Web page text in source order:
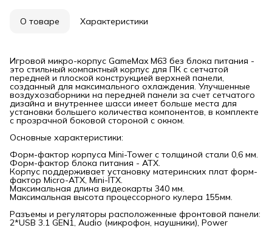
О товаре Характеристики
Игровой микро-корпус GameMax M63 без блока питания -
это стильный компактный корпус для ПК с сетчатой
передней и плоской конструкцией верхней панели,
созданный для максимального охлаждения. Улучшенные
воздухозаборники на передней панели за счет сетчатого
дизайна и внутреннее шасси имеет больше места для
установки большего количества компонентов, в комплекте
с прозрачной боковой стороной с окном.
Основные характеристики:
Форм-фактор корпуса Mini-Tower с толщиной стали 0,6 мм.
Форм-фактор блока питания - АТХ.
Корпус поддерживает установку материнских плат форм-
фактор Micro-ATX, Mini-ITX.
Максимальная длина видеокарты 340 мм.
Максимальная высота процессорного кулера 155мм.
Разъемы и регуляторы расположенные фронтовой панели:
2*USB 3.1 GEN1, Audio (микрофон, наушники), Power